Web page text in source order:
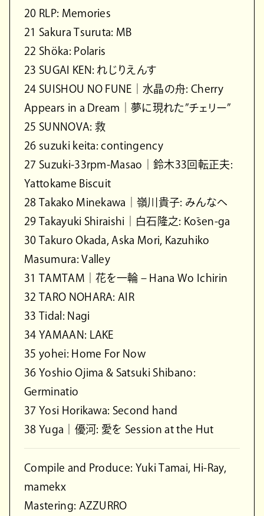
20 RLP: Memories
21 Sakura Tsuruta: MB
22 Shöka: Polaris
23 SUGAI KEN: れじりえんす
24 SUISHOU NO FUNE｜水晶の舟: Cherry
Appears in a Dream｜夢に現れた”チェリー”
25 SUNNOVA: 救
26 suzuki keita: contingency
27 Suzuki-33rpm-Masao｜鈴木33回転正夫:
Yattokame Biscuit
28 Takako Minekawa｜嶺川貴子: みんなへ
29 Takayuki Shiraishi｜白石隆之: Kōsen-ga
30 Takuro Okada, Aska Mori, Kazuhiko
Masumura: Valley
31 TAMTAM｜花を一輪 – Hana Wo Ichirin
32 TARO NOHARA: AIR
33 Tidal: Nagi
34 YAMAAN: LAKE
35 yohei: Home For Now
36 Yoshio Ojima & Satsuki Shibano:
Germinatio
37 Yosi Horikawa: Second hand
38 Yuga｜優河: 愛を Session at the Hut
Compile and Produce: Yuki Tamai, Hi-Ray,
mamekx
Mastering: AZZURRO